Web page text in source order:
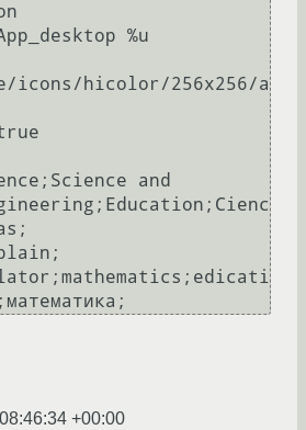
%u
icons/hicolor/256x256/a
and
+00:00